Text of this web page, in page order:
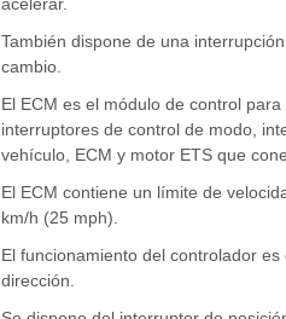
También dispone de una
cambio.
El ECM es el módulo de control
interruptores de control de modo,
vehículo, ECM y motor ETS que
El ECM contiene un límite de
km/h (25 mph).
El funcionamiento del controlador
dirección.